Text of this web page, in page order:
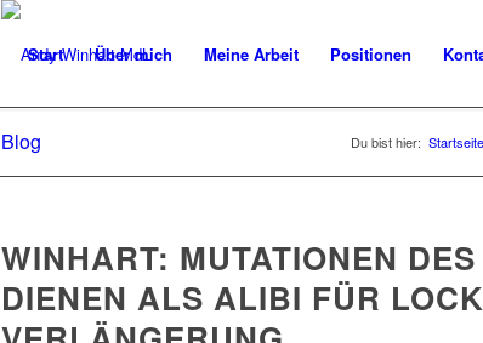
Start Über mich Meine Arbeit Positionen
Blog Du bist hier: Startseite
WINHART: MUTATIONEN
DIENEN ALS ALIBI FÜR